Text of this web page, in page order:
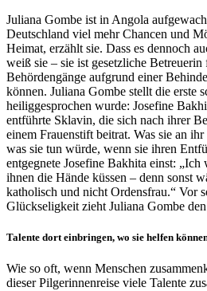
Juliana Gombe ist in Angola
Deutschland viel mehr Chancen und
Heimat, erzählt sie. Dass es dennoch
weiß sie – sie ist gesetzliche
Behördengänge aufgrund einer
können. Juliana Gombe stellt die erste
heiliggesprochen wurde: Josefine
entführte Sklavin, die sich nach ihrer
einem Frauenstift beitrat. Was sie an
was sie tun würde, wenn sie ihren
entgegnete Josefine Bakhita einst:
ihnen die Hände küssen – denn sonst
katholisch und nicht Ordensfrau.“ Vor
Glückseligkeit zieht Juliana Gombe
Talente dort einbringen, wo sie helfen
Wie so oft, wenn Menschen
dieser Pilgerinnenreise viele Talente